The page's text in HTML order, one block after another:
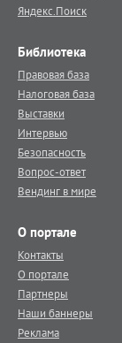
Яндекс.Поиск
Библиотека
Правовая база
Налоговая база
Выставки
Интервью
Безопасность
Вопрос-ответ
Вендинг в мире
О портале
Контакты
О портале
Партнеры
Наши баннеры
Реклама